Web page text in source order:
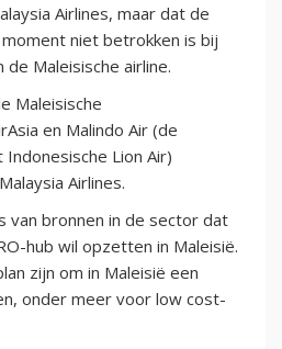
Airlines, maar dat de
niet betrokken is bij
Maleisische airline.
Maleisische
en Malindo Air (de
Lion Air)
Airlines.
van bronnen in de sector dat
hub wil opzetten in Maleisië.
zijn om in Maleisië een
onder meer voor low cost-